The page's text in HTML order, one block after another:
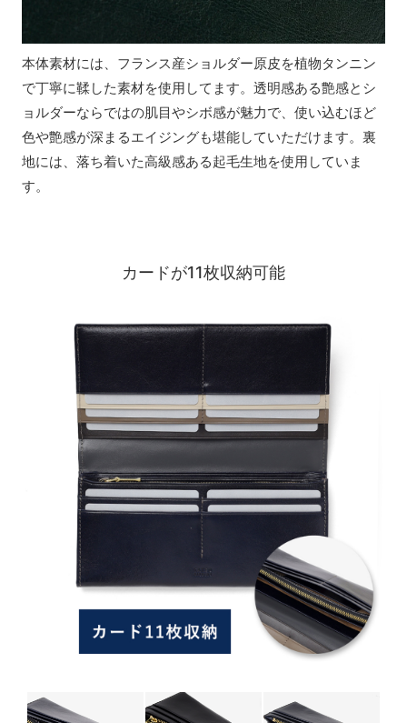
本体素材には、フランス産ショルダー原皮を植物タンニン
で丁寧に鞣した素材を使用してます。透明感ある艶感とシ
ョルダーならではの肌目やシボ感が魅力で、使い込むほど
色や艶感が深まるエイジングも堪能していただけます。裏
地には、落ち着いた高級感ある起毛生地を使用していま
す。
カードが11枚収納可能